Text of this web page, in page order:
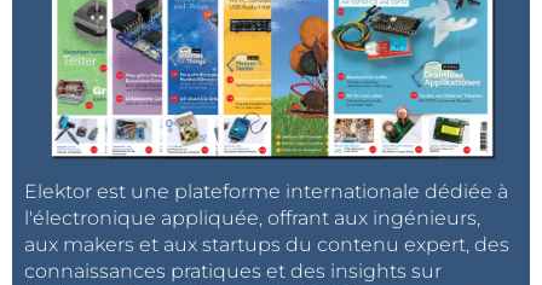
Elektor est une plateforme internationale dédiée à
l'électronique appliquée, offrant aux ingénieurs,
aux makers et aux startups du contenu expert, des
connaissances pratiques et des insights sur